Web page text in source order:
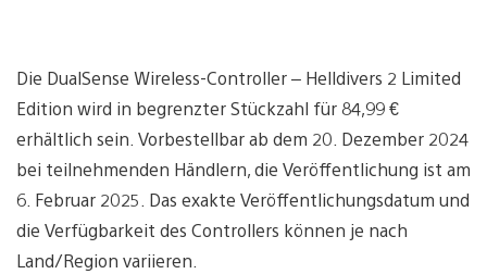
Die DualSense Wireless-Controller – Helldivers 2 Limited
Edition wird in begrenzter Stückzahl für 84,99 €
erhältlich sein. Vorbestellbar ab dem 20. Dezember 2024
bei teilnehmenden Händlern, die Veröffentlichung ist am
6. Februar 2025. Das exakte Veröffentlichungsdatum und
die Verfügbarkeit des Controllers können je nach
Land/Region variieren.